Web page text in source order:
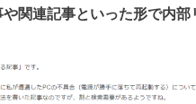
や関連記事といった形で内部